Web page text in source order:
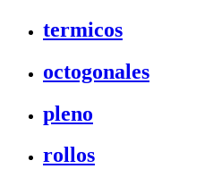
termicos
octogonales
pleno
rollos